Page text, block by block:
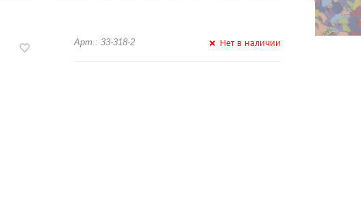
Арт.: 33-318-2 Нет в наличии